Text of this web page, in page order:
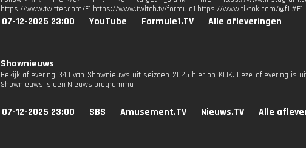
https://www.twitter.com/F1 https://www.twitch.tv/formula1 https://www.tiktok.com/@f1
07-12-2025 23:00 YouTube Formule1.TV Alle afleveringen
Shownieuws
Bekijk aflevering 340 van Shownieuws uit seizoen 2025 hier op KIJK. Deze aflevering is
Shownieuws is een Nieuws programma
07-12-2025 23:00 SBS Amusement.TV Nieuws.TV Alle